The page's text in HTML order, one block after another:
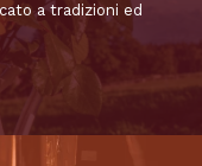
a tradizioni ed